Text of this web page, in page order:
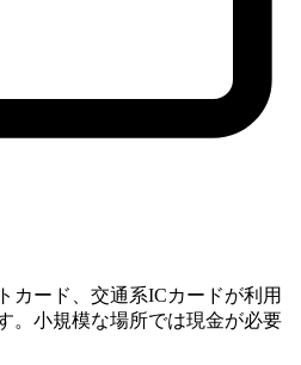
カード、交通系ICカードが利用
。小規模な場所では現金が必要